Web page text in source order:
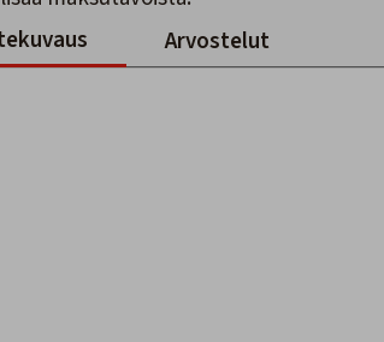
Arvostelut